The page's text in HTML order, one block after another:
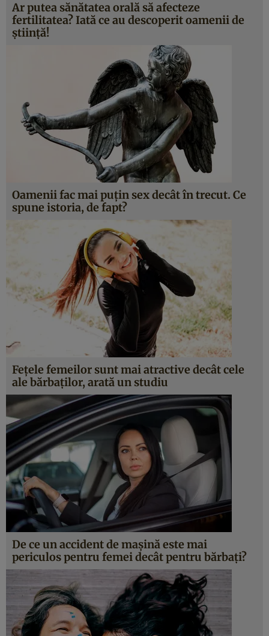
Ar putea sănătatea orală să afecteze
fertilitatea? Iată ce au descoperit oamenii de
știință!
Oamenii fac mai puțin sex decât în trecut. Ce
spune istoria, de fapt?
Fețele femeilor sunt mai atractive decât cele
ale bărbaților, arată un studiu
De ce un accident de mașină este mai
periculos pentru femei decât pentru bărbați?